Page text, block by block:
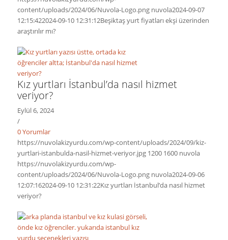
content/uploads/2024/06/Nuvola-Logo.png nuvola2024-09-07
12:15:422024-09-10 12:31:12Beşiktaş yurt fiyatları ekşi üzerinden
araştırılır mı?
Kız yurtları İstanbul’da nasıl hizmet
veriyor?
Eylül 6, 2024
/
0 Yorumlar
https://nuvolakizyurdu.com/wp-content/uploads/2024/09/kiz-
yurtlari-istanbulda-nasil-hizmet-veriyor.jpg 1200 1600 nuvola
https://nuvolakizyurdu.com/wp-
content/uploads/2024/06/Nuvola-Logo.png nuvola2024-09-06
12:07:162024-09-10 12:31:22Kız yurtları İstanbul’da nasıl hizmet
veriyor?